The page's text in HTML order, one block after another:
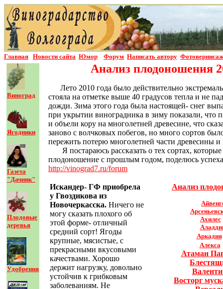
Главная Новости сайта Юмор Форум Написать автору
Виноград
Ягодники
Газета
"Дачник"
Плодовые
деревья
Удобрения
Анализ плодоношения
Лето 2010 года было действительно
стояла на отметке выше 40 градусов тепла и не
дожди. Зима этого года была настоящей- снег
при укрытии виноградника в зиму показали, что
и объели кору на многолетней древесине, что
заново с волчковых побегов, но много сортов
пережить потерю многолетней части древесины и
Я постараюсь рассказать о тех сортах,
плодоношение с прошлым годом, поделюсь
http://vinograd7.ru/forum
Искандер- ГФ приобрела
у Гвоздикова из
Новочеркасска. Ничего не
могу сказать плохого об
этой форме- отличный
средний сорт! Ягоды
крупные, мясистые, с
прекрасными вкусовыми
качествами. Хорошо
держит нагрузку, довольно
устойчив к грибковым
заболеваниям. Не
Анализ
Ахилес
Аркадия
Алекса
Атаман
Восторг